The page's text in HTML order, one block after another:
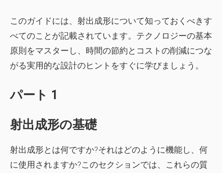
このガイドには、射出成形について知っておくべきす
べてのことが記載されています。テクノロジーの基本
原則をマスターし、時間の節約とコストの削減につな
がる実用的な設計のヒントをすぐに学びましょう。
パート 1
射出成形の基礎
射出成形とは何ですか?それはどのように機能し、何
に使用されますか?このセクションでは、これらの質